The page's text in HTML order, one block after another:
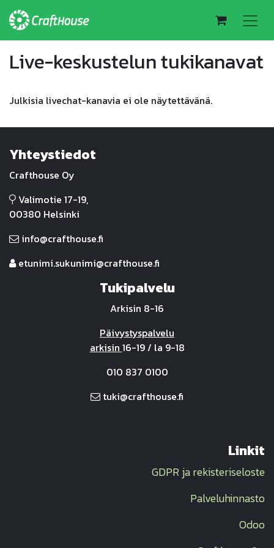
Live-keskustelun tukikanavat
Julkisia livechat-kanavia ei ole näytettävänä.
Yhteystiedot
Crafthouse Oy
Valimotie 17-19,
00380 Helsinki
info@crafthouse.fi
etunimi.sukunimi@crafthouse.fi
Tukipalvelu
Arkisin 8-16
Päivystyspalvelu
arkisin 16-19 / la 9-18
010 837 0100
tuki@crafthouse.fi
Linkit
GDPR ja rekisteriseloste
Palveluhinnasto
Odoo